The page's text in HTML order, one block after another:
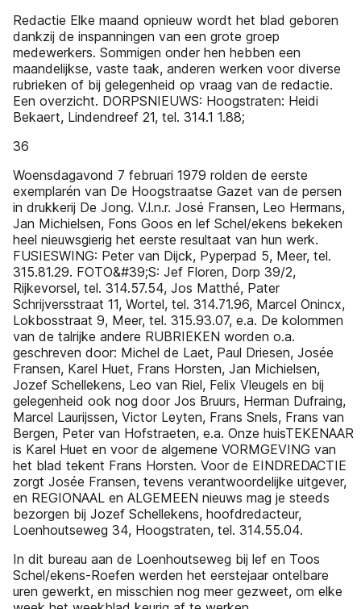
Redactie Elke maand opnieuw wordt het blad geboren
dankzij de inspanningen van een grote groep
medewerkers. Sommigen onder hen hebben een
maandelijkse, vaste taak, anderen werken voor diverse
rubrieken of bij gelegenheid op vraag van de redactie.
Een overzicht. DORPSNIEUWS: Hoogstraten: Heidi
Bekaert, Lindendreef 21, tel. 314.1 1.88;
36
Woensdagavond 7 februari 1979 rolden de eerste
exemplarén van De Hoogstraatse Gazet van de persen
in drukkerij De Jong. V.l.n.r. José Fransen, Leo Hermans,
Jan Michielsen, Fons Goos en lef Schel/ekens bekeken
heel nieuwsgierig het eerste resultaat van hun werk.
FUSIESWING: Peter van Dijck, Pyperpad 5, Meer, tel.
315.81.29. FOTO&#39;S: Jef Floren, Dorp 39/2,
Rijkevorsel, tel. 314.57.54, Jos Matthé, Pater
Schrijversstraat 11, Wortel, tel. 314.71.96, Marcel Onincx,
Lokbosstraat 9, Meer, tel. 315.93.07, e.a. De kolommen
van de talrijke andere RUBRIEKEN worden o.a.
geschreven door: Michel de Laet, Paul Driesen, Josée
Fransen, Karel Huet, Frans Horsten, Jan Michielsen,
Jozef Schellekens, Leo van Riel, Felix Vleugels en bij
gelegenheid ook nog door Jos Bruurs, Herman Dufraing,
Marcel Laurijssen, Victor Leyten, Frans Snels, Frans van
Bergen, Peter van Hofstraeten, e.a. Onze huisTEKENAAR
is Karel Huet en voor de algemene VORMGEVING van
het blad tekent Frans Horsten. Voor de EINDREDACTIE
zorgt Josée Fransen, tevens verantwoordelijke uitgever,
en REGIONAAL en ALGEMEEN nieuws mag je steeds
bezorgen bij Jozef Schellekens, hoofdredacteur,
Loenhoutseweg 34, Hoogstraten, tel. 314.55.04.
In dit bureau aan de Loenhoutseweg bij lef en Toos
Schel/ekens-Roefen werden het eerstejaar ontelbare
uren gewerkt, en misschien nog meer gezweet, om elke